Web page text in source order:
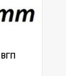
ВГП